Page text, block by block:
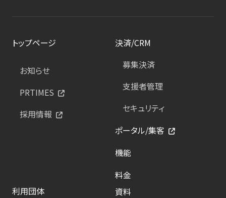
トップページ
お知らせ
PRTIMES
採用情報
決済/CRM
募集決済
支援者管理
セキュリティ
ポータル/集客
機能
料金
利用団体
資料